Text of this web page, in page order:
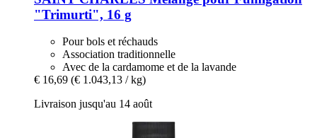
"Trimurti", 16 g
Pour bols et réchauds
Association traditionnelle
Avec de la cardamome et de la lavande
€ 16,69 (€ 1.043,13 / kg)
Livraison jusqu'au 14 août